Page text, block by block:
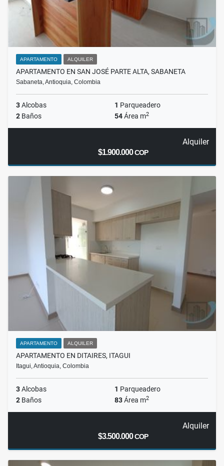
APARTAMENTO ALQUILER
APARTAMENTO EN SAN JOSÉ PARTE ALTA, SABANETA
Sabaneta, Antioquia, Colombia
3Alcobas 1 Parqueadero
2 Baños 54Área m2
Alquiler
$1.900.000COP
APARTAMENTO ALQUILER
APARTAMENTO EN DITAIRES, ITAGUI
Itagui, Antioquia, Colombia
3Alcobas 1 Parqueadero
2 Baños 83Área m2
Alquiler
$3.500.000COP